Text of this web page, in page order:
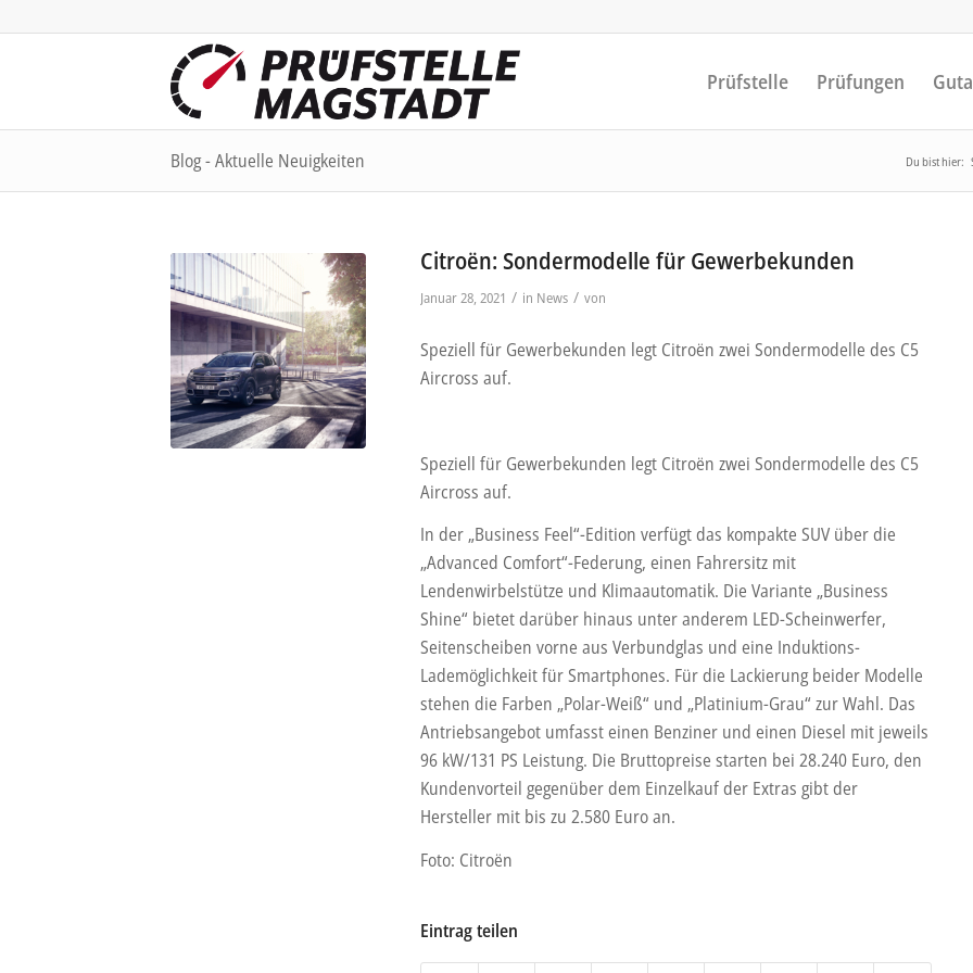
Prüfstelle Prüfungen
Blog - Aktuelle Neuigkeiten Du bist hier:
Citroën: Sondermodelle für Gewerbekunden
Januar 28, 2021 / in News / von
Speziell für Gewerbekunden legt Citroën zwei Sondermodelle des C5
Aircross auf.
Speziell für Gewerbekunden legt Citroën zwei Sondermodelle des C5
Aircross auf.
In der „Business Feel“-Edition verfügt das kompakte SUV über die
„Advanced Comfort“-Federung, einen Fahrersitz mit
Lendenwirbelstütze und Klimaautomatik. Die Variante „Business
Shine“ bietet darüber hinaus unter anderem LED-Scheinwerfer,
Seitenscheiben vorne aus Verbundglas und eine Induktions-
Lademöglichkeit für Smartphones. Für die Lackierung beider Modelle
stehen die Farben „Polar-Weiß“ und „Platinium-Grau“ zur Wahl. Das
Antriebsangebot umfasst einen Benziner und einen Diesel mit jeweils
96 kW/131 PS Leistung. Die Bruttopreise starten bei 28.240 Euro, den
Kundenvorteil gegenüber dem Einzelkauf der Extras gibt der
Hersteller mit bis zu 2.580 Euro an.
Foto: Citroën
Eintrag teilen